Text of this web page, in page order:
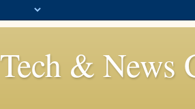
Tech & News